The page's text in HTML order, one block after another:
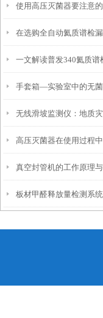
使用高压灭菌器要注意
在选购全自动氦质谱检
考虑以下因素
一文解读普发340氦质谱
作原理
手套箱—实验室中的无
无线滑坡监测仪：地质
术手段
高压灭菌器在使用过程
点事项
真空封管机的工作原理
板材甲醛释放量检测系统